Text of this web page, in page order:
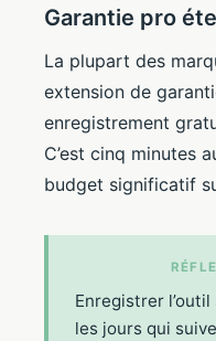
Garantie pro
La plupart des
extension de
enregistrement
C’est cinq minutes
budget significatif
Enregistrer
les jours qui